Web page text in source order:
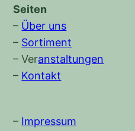
Seiten
– Über uns
– Sortiment
–Veranstaltungen
– Kontakt
– Impressum